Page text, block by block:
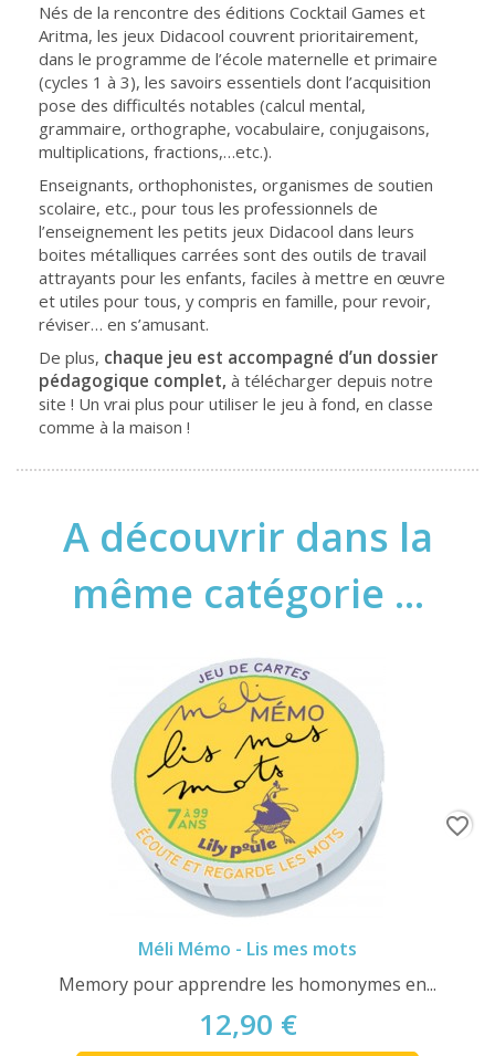
Nés de la rencontre des éditions Cocktail Games et
Aritma, les jeux Didacool couvrent prioritairement,
dans le programme de l’école maternelle et primaire
(cycles 1 à 3), les savoirs essentiels dont l’acquisition
pose des difficultés notables (calcul mental,
grammaire, orthographe, vocabulaire, conjugaisons,
multiplications, fractions,…etc.).
Enseignants, orthophonistes, organismes de soutien
scolaire, etc., pour tous les professionnels de
l’enseignement les petits jeux Didacool dans leurs
boites métalliques carrées sont des outils de travail
attrayants pour les enfants, faciles à mettre en œuvre
et utiles pour tous, y compris en famille, pour revoir,
réviser… en s’amusant.
De plus, chaque jeu est accompagné d’un dossier
pédagogique complet, à télécharger depuis notre
site ! Un vrai plus pour utiliser le jeu à fond, en classe
comme à la maison !
A découvrir dans la
même catégorie ...
Méli Mémo - Lis mes mots
Memory pour apprendre les homonymes en...
12,90 €
favorite_border